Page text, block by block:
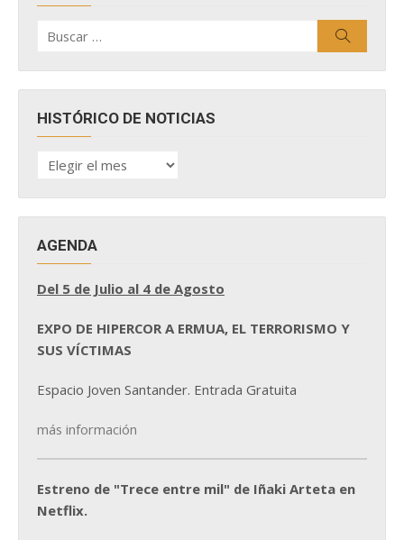
por:
HISTÓRICO DE NOTICIAS
HISTÓRICO
DE
AGENDA
Del 5 de Julio al 4 de Agosto
EXPO DE HIPERCOR A ERMUA, EL TERRORISMO Y
SUS VÍCTIMAS
Espacio Joven Santander. Entrada Gratuita
más información
Estreno de "Trece entre mil" de Iñaki Arteta en
Netflix.